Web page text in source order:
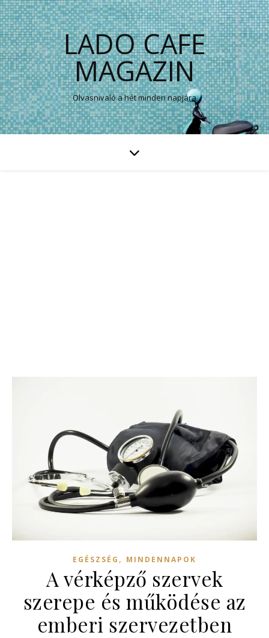
LADO CAFE
MAGAZIN
Olvasnivaló a hét minden napjára
EGÉSZSÉG , MINDENNAPOK
A vérképző szervek
szerepe és működése az
emberi szervezetben